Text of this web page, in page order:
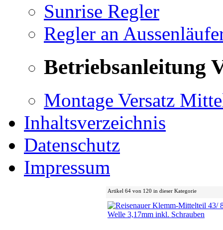
Sunrise Regler
Regler an
Betriebsanleitung
Montage Versatz
Inhaltsverzeichnis
Datenschutz
Impressum
Artikel 64 von 120 in dieser Kategorie